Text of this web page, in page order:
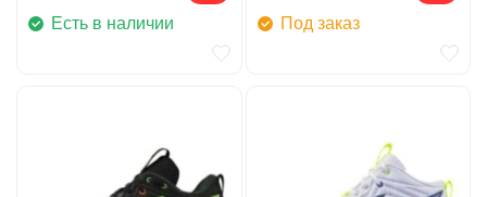
Есть в наличии Под заказ